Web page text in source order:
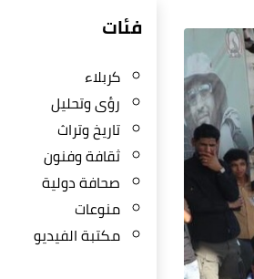
فئات
كربلاء
رؤى وتحليل
تاريخ وتراث
ثقافة وفنون
صحافة دولية
منوعات
مكتبة الفيديو